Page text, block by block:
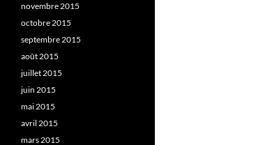
novembre 2015
octobre 2015
septembre 2015
août 2015
juillet 2015
juin 2015
mai 2015
avril 2015
mars 2015